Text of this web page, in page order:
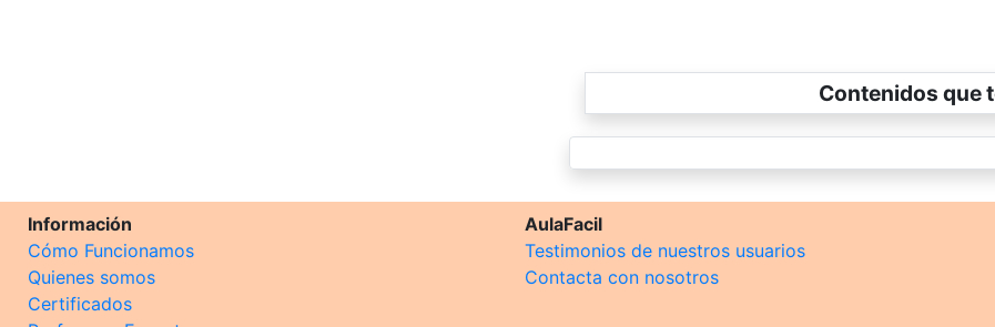
Contenidos que
Información
Cómo Funcionamos
Quienes somos
Certificados
AulaFacil
Testimonios de nuestros usuarios
Contacta con nosotros